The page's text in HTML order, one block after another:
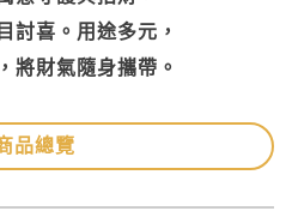
討喜。用途多元，
將財氣隨身攜帶。
品總覽